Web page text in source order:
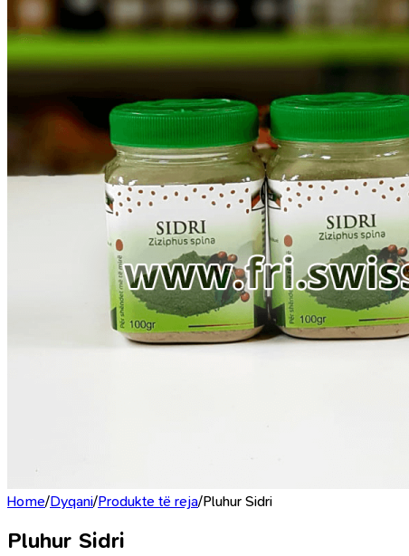
Home/Dyqani/Produkte të reja/Pluhur Sidri
Pluhur Sidri